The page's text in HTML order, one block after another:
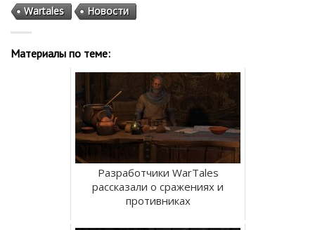
Wartales Новости
Материалы по теме:
Разработчики WarTales
рассказали о сражениях и
противниках